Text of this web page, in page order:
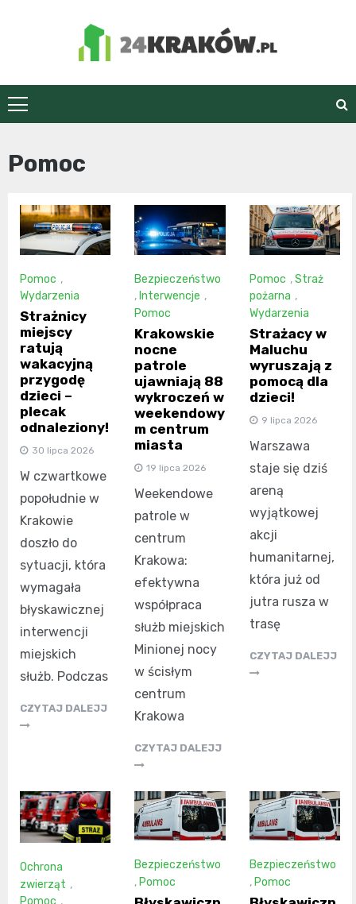
24Kraków.pl
Pomoc
Pomoc ,
Wydarzenia
Strażnicy
miejscy
ratują
wakacyjną
przygodę
dzieci –
plecak
odnaleziony!
30 lipca 2026
W czwartkowe
popołudnie w
Krakowie
doszło do
sytuacji, która
wymagała
błyskawicznej
interwencji
miejskich
służb. Podczas
CZYTAJ DALEJJ
Bezpieczeństwo
, Interwencje ,
Pomoc
Krakowskie
nocne
patrole
ujawniają 88
wykroczeń w
weekendowy
m centrum
miasta
19 lipca 2026
Weekendowe
patrole w
centrum
Krakowa:
efektywna
współpraca
służb miejskich
Minionej nocy
w ścisłym
centrum
Krakowa
CZYTAJ DALEJJ
Pomoc ,Straż
pożarna ,
Wydarzenia
Strażacy w
Maluchu
wyruszają z
pomocą dla
dzieci!
9 lipca 2026
Warszawa
staje się dziś
areną
wyjątkowej
akcji
humanitarnej,
która już od
jutra rusza w
trasę
CZYTAJ DALEJJ
Ochrona
zwierząt ,
Pomoc ,
Bezpieczeństwo
, Pomoc
Bezpieczeństwo
, Pomoc